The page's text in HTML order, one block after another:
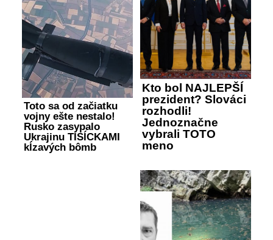
Toto sa od začiatku
vojny ešte nestalo!
Rusko zasypalo
Ukrajinu TISÍCKAMI
kĺzavých bômb
Kto bol NAJLEPŠÍ
prezident? Slováci
rozhodli!
Jednoznačne
vybrali TOTO
meno